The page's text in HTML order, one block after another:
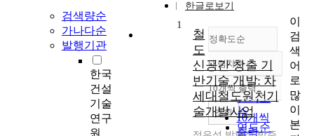
검색량순
가나다순
발행기관
한국
건설
기술
연구
원
한글로보기
정확도순
정확도
순
인기도
순
연도순
내림차순
내림차순
10개씩 출력
10개씩
출력
조회
1
철
도
신공간 창출 기
반기술 개발: 차
세대철도원천기
술개발사업
이
검
색
어
로
많
이
본